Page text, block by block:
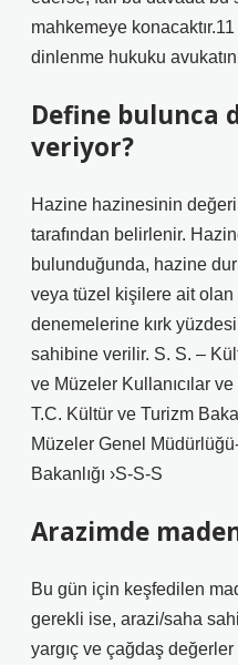
mahkemeye
dinlenme hukuku
Define bulunca
veriyor?
Hazine hazinesinin
tarafından belirlenir.
bulunduğunda, hazine
veya tüzel kişilere ait
denemelerine kırk
sahibine verilir. S. S. –
ve Müzeler Kullanıcılar
T.C. Kültür ve Turizm
Müzeler Genel
Bakanlığı ›S-S-S
Arazimde
Bu gün için keşfedilen
gerekli ise, arazi/saha
yargıç ve çağdaş